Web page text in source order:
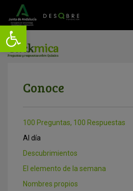
Conoce
100 Preguntas, 100 Respuestas
Al día
Descubrimientos
El elemento de la semana
Nombres propios